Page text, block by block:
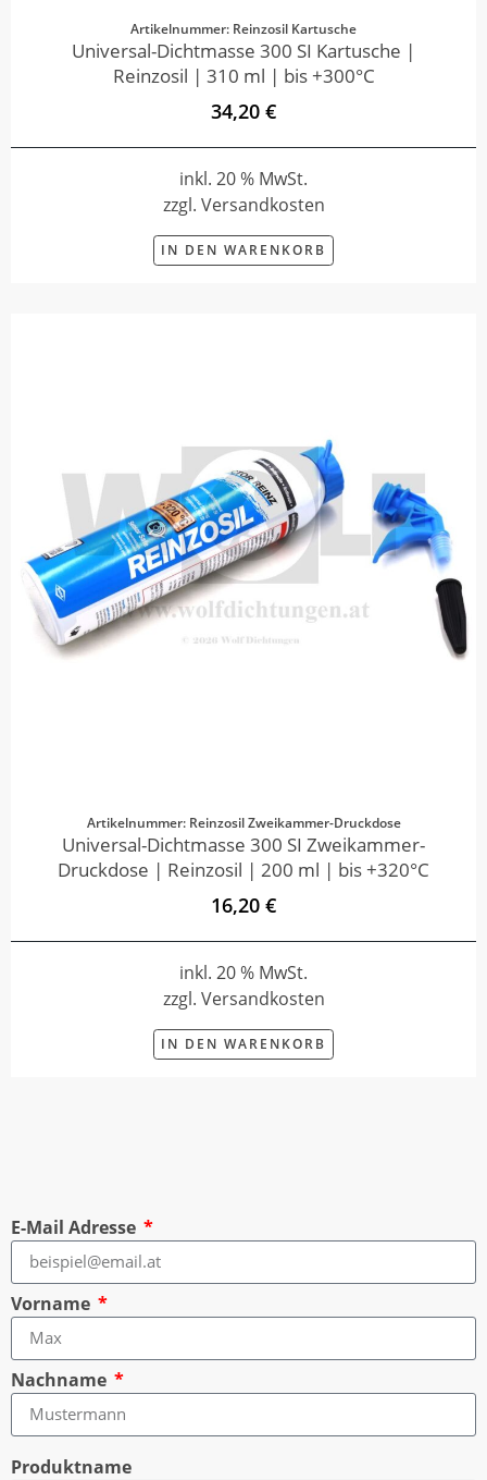
Artikelnummer: Reinzosil Kartusche
Universal-Dichtmasse 300 SI Kartusche |
Reinzosil | 310 ml | bis +300°C
34,20 €
inkl. 20 % MwSt.
zzgl. Versandkosten
IN DEN WARENKORB
Artikelnummer: Reinzosil Zweikammer-Druckdose
Universal-Dichtmasse 300 SI Zweikammer-
Druckdose | Reinzosil | 200 ml | bis +320°C
16,20 €
inkl. 20 % MwSt.
zzgl. Versandkosten
IN DEN WARENKORB
E-Mail Adresse
Vorname
Nachname
Produktname